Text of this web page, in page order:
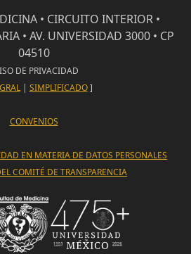
• CIRCUITO INTERIOR •
• AV. UNIVERSIDAD 3000 • CP
04510
DE PRIVACIDAD
| SIMPLIFICADO]
CONVENIOS
EN MATERIA DE DATOS PERSONALES
COMITÉ DE TRANSPARENCIA